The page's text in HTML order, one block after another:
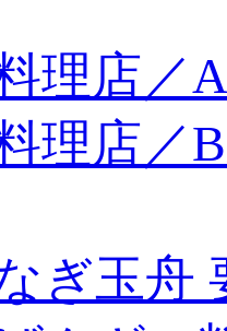
理店／
理店／
ぎ玉舟